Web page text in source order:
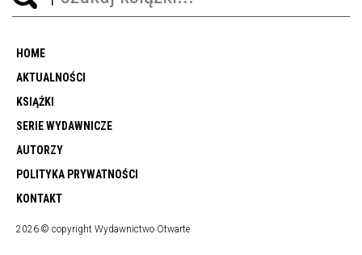
HOME
AKTUALNOŚCI
KSIĄŻKI
SERIE WYDAWNICZE
AUTORZY
POLITYKA PRYWATNOŚCI
KONTAKT
2026 © copyright Wydawnictwo Otwarte